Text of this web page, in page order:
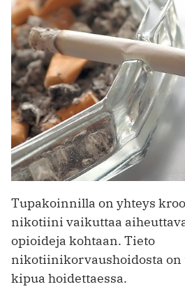
Tupakoinnilla on yhteys
nikotiini vaikuttaa
opioideja kohtaan. Tieto
nikotiinikorvaushoidosta on
kipua hoidettaessa.